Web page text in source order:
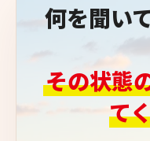
何を聞い
その状態
て